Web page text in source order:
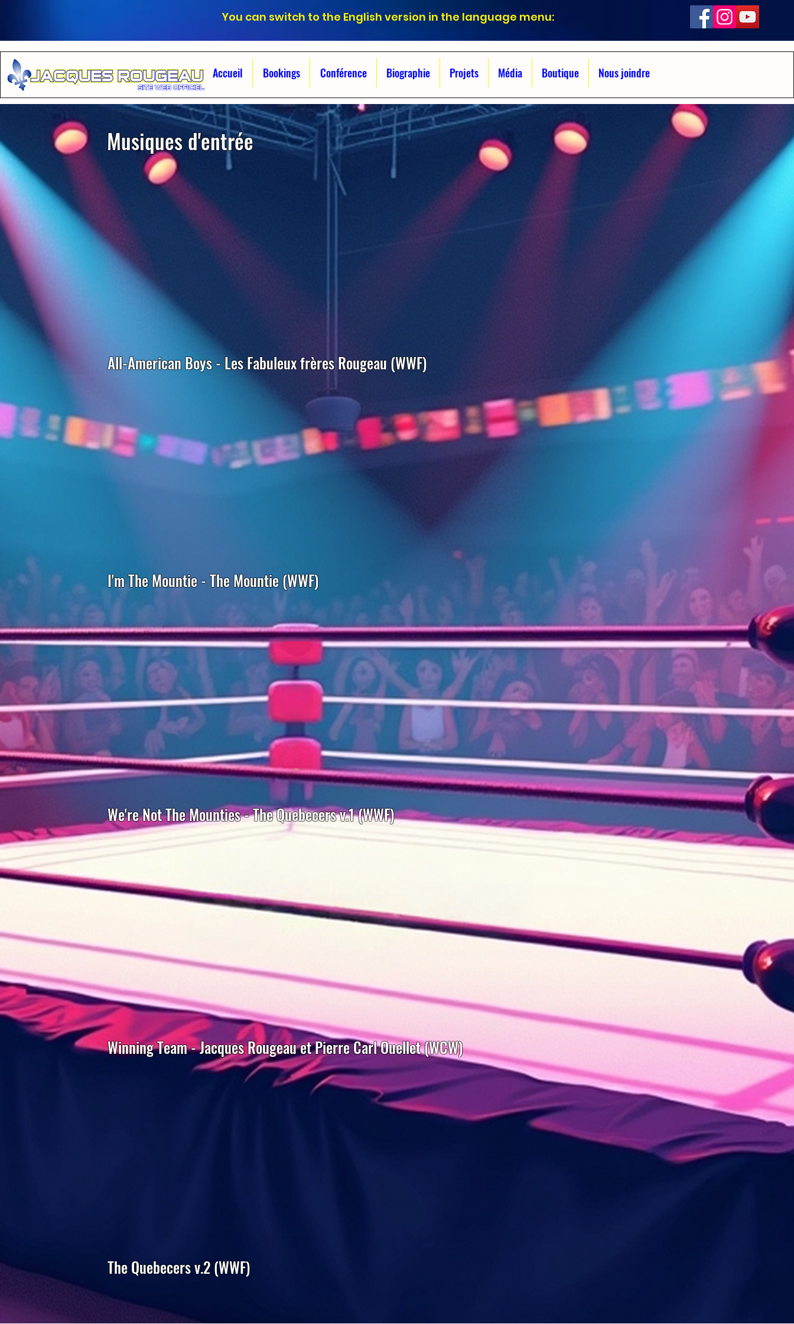
You can switch to the English version in the language menu:
Accueil Bookings Conférence Biographie Projets Média Boutique Nous joindre
Musiques d'entrée
All-American Boys - Les Fabuleux frères Rougeau (WWF)
I'm The Mountie - The Mountie (WWF)
We're Not The Mounties - The Quebecers v.1 (WWF)
Winning Team - Jacques Rougeau et Pierre Carl Ouellet (WCW)
The Quebecers v.2 (WWF)